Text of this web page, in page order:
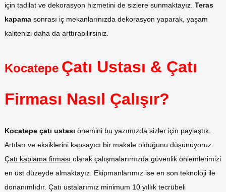
için tadilat ve dekorasyon hizmetini de sizlere sunmaktayız. Teras
kapama sonrası iç mekanlarınızda dekorasyon yaparak, yaşam
kalitenizi daha da arttırabilirsiniz.
Kocatepe Çatı Ustası & Çatı
Firması Nasıl Çalışır?
Kocatepe çatı ustası önemini bu yazımızda sizler için paylaştık.
Artıları ve eksiklerini kapsayıcı bir makale olduğunu düşünüyoruz.
Çatı kaplama firması olarak çalışmalarımızda güvenlik önlemlerimizi
en üst düzeyde almaktayız. Ekipmanlarımız ise en son teknoloji ile
donanımlıdır. Çatı ustalarımız minimum 10 yıllık tecrübeli